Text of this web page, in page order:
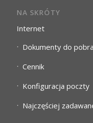
NA SKRÓTY
Internet
Dokumenty do
Cennik
Konfiguracja poczty
Najczęściej